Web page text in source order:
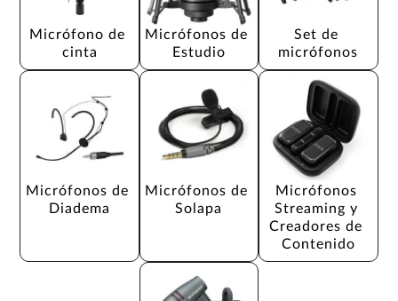
Micrófono de
cinta
Micrófonos de
Estudio
Set de
micrófonos
Micrófonos de
Diadema
Micrófonos de
Solapa
Micrófonos
Streaming y
Creadores de
Contenido